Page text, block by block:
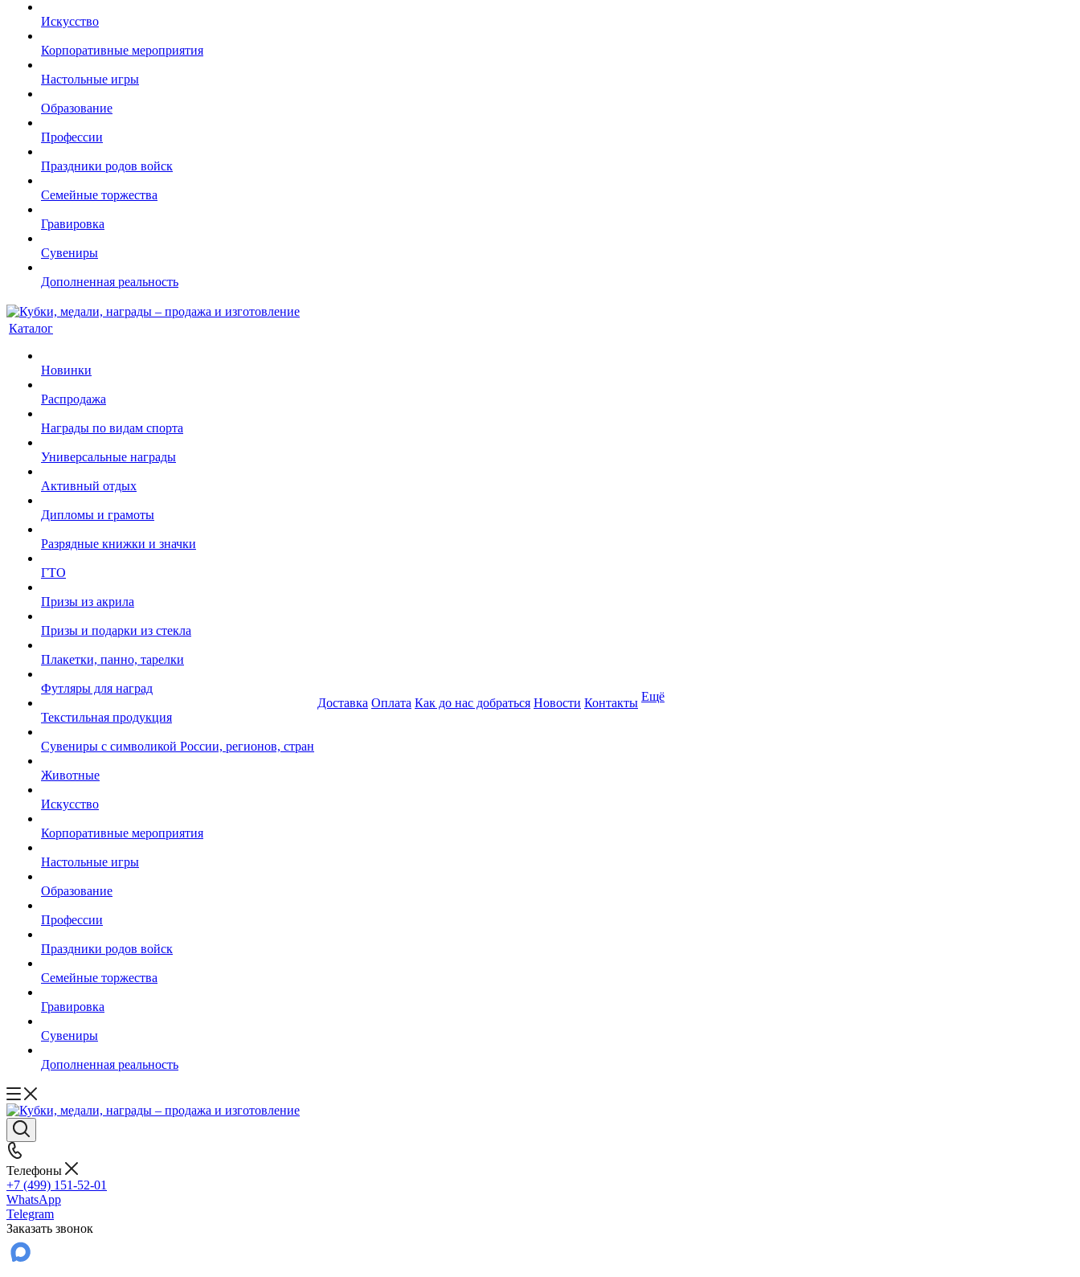
Искусство
Корпоративные мероприятия
Настольные игры
Образование
Профессии
Праздники родов войск
Семейные торжества
Гравировка
Сувениры
Дополненная реальность
Каталог
Новинки
Распродажа
Награды по видам спорта
Универсальные награды
Активный отдых
Дипломы и грамоты
Разрядные книжки и значки
ГТО
Призы из акрила
Призы и подарки из стекла
Плакетки, панно, тарелки
Футляры для наград
Текстильная продукция
Сувениры с символикой России, регионов, стран
Животные
Искусство
Корпоративные мероприятия
Настольные игры
Образование
Профессии
Праздники родов войск
Семейные торжества
Гравировка
Сувениры
Дополненная реальность
Доставка Оплата Как до нас добраться Новости Контакты Ещё
Телефоны
+7 (499) 151-52-01
WhatsApp
Telegram
Заказать звонок